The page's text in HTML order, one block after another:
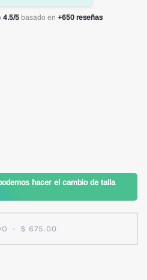
4.5/5basado en +650 reseñas
hacer el cambio de talla
• $ 675.00